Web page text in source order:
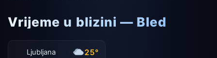
Vrijeme u blizini — Bled
Ljubljana 25°